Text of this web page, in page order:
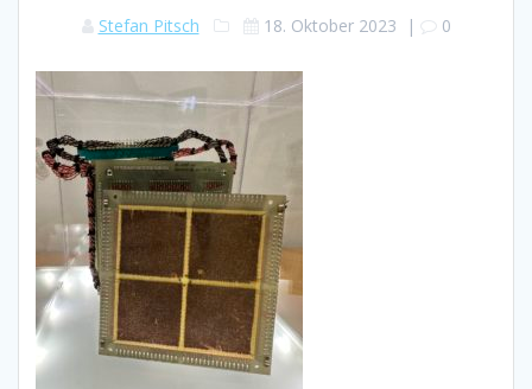
Stefan Pitsch 18. Oktober 2023 | 0